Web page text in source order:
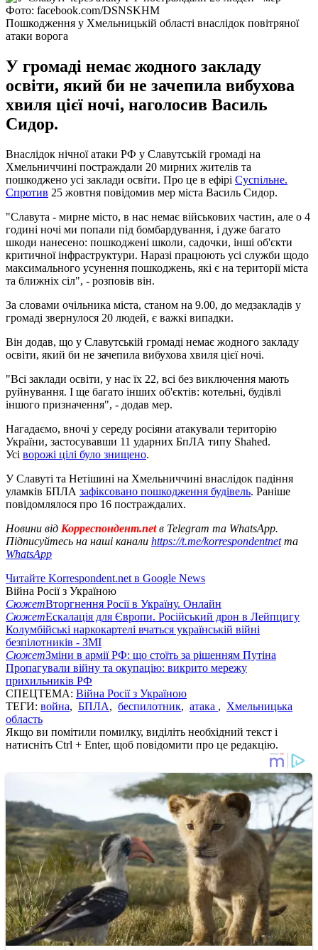
Фото: facebook.com/DSNSKHM
Пошкодження у Хмельницькій області внаслідок повітряної
атаки ворога
У громаді немає жодного закладу
освіти, який би не зачепила вибухова
хвиля цієї ночі, наголосив Василь
Сидор.
Внаслідок нічної атаки РФ у Славутській громаді на
Хмельниччині постраждали 20 мирних жителів та
пошкоджено усі заклади освіти. Про це в ефірі Суспільне.
Спротив 25 жовтня повідомив мер міста Василь Сидор.
"Славута - мирне місто, в нас немає військових частин, але о 4
годині ночі ми попали під бомбардування, і дуже багато
шкоди нанесено: пошкоджені школи, садочки, інші об'єкти
критичної інфраструктури. Наразі працюють усі служби щодо
максимального усунення пошкоджень, які є на території міста
та ближніх сіл", - розповів він.
За словами очільника міста, станом на 9.00, до медзакладів у
громаді звернулося 20 людей, є важкі випадки.
Він додав, що у Славутській громаді немає жодного закладу
освіти, який би не зачепила вибухова хвиля цієї ночі.
"Всі заклади освіти, у нас їх 22, всі без виключення мають
руйнування. І ще багато інших об'єктів: котельні, будівлі
іншого призначення", - додав мер.
Нагадаємо, вночі у середу росіяни атакували територію
України, застосувавши 11 ударних БпЛА типу Shahed.
Усі ворожі цілі було знищено.
У Славуті та Нетішині на Хмельниччині внаслідок падіння
уламків БПЛА зафіксовано пошкодження будівель. Раніше
повідомлялося про 16 постраждалих.
Новини від Корреспондент.netв Telegram та WhatsApp.
Підписуйтесь на наші канали https://t.me/korrespondentnetта
WhatsApp
Читайте Korrespondent.net в Google News
Війна Росії з Україною
СюжетВторгнення Росії в Україну. Онлайн
СюжетЕскалація для Європи. Російський дрон в Лейпцигу
Колумбійські наркокартелі вчаться українській війні
безпілотників - ЗМІ
СюжетЗміни в армії РФ: що стоїть за рішенням Путіна
Пропагували війну та окупацію: викрито мережу
прихильників РФ
СПЕЦТЕМА: Війна Росії з Україною
ТЕГИ: война, БПЛА, беспилотник, атака , Хмельницька
область
Якщо ви помітили помилку, виділіть необхідний текст і
натисніть Ctrl + Enter, щоб повідомити про це редакцію.